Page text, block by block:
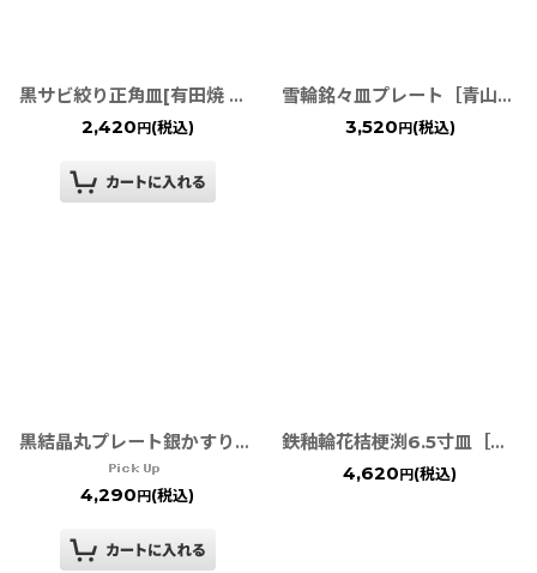
黒サビ絞り正角皿[有田焼 金善窯]
2,420円(税込)
雪輪銘々皿プレート［青山窯］TWFテーブルウェアフェスティバル
3,520円(税込)
黒結晶丸プレート銀かすり（渕有り）18cm[有田焼 陶悦窯]
4,290円(税込)
鉄釉輪花桔梗渕6.5寸皿［有田焼］
4,620円(税込)